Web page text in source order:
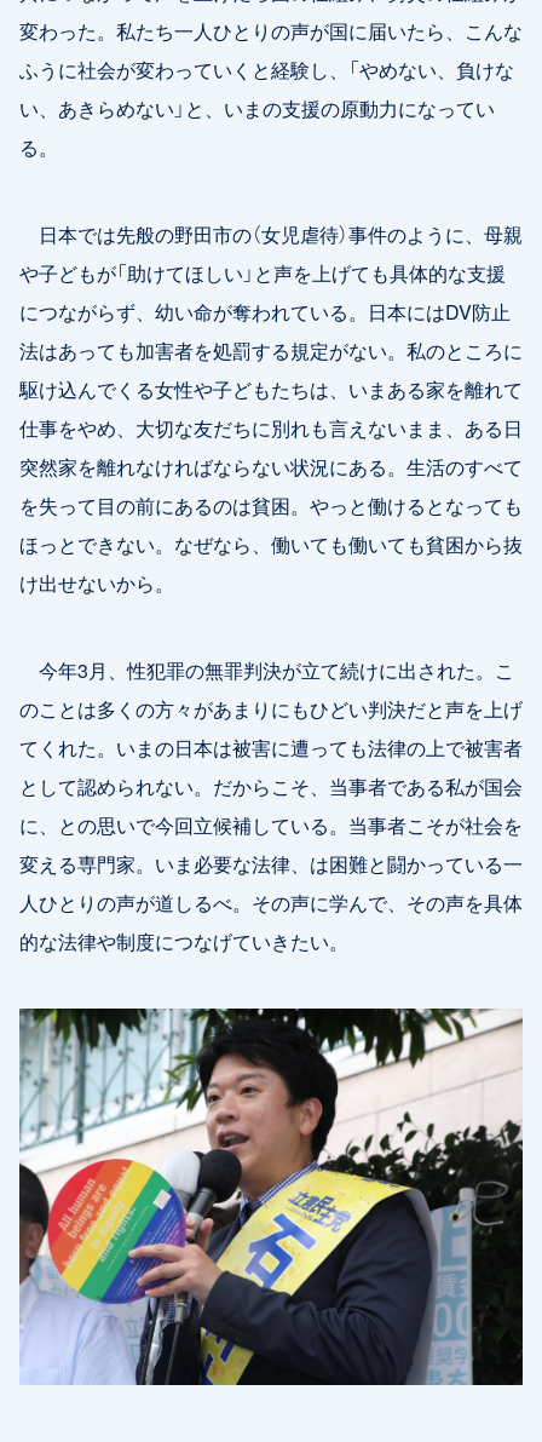
変わった。私たち一人ひとりの声が国に届いたら、こんな
ふうに社会が変わっていくと経験し、「やめない、負けな
い、あきらめない」と、いまの支援の原動力になってい
る。
日本では先般の野田市の（女児虐待）事件のように、母親
や子どもが「助けてほしい」と声を上げても具体的な支援
につながらず、幼い命が奪われている。日本にはDV防止
法はあっても加害者を処罰する規定がない。私のところに
駆け込んでくる女性や子どもたちは、いまある家を離れて
仕事をやめ、大切な友だちに別れも言えないまま、ある日
突然家を離れなければならない状況にある。生活のすべて
を失って目の前にあるのは貧困。やっと働けるとなっても
ほっとできない。なぜなら、働いても働いても貧困から抜
け出せないから。
今年3月、性犯罪の無罪判決が立て続けに出された。こ
のことは多くの方々があまりにもひどい判決だと声を上げ
てくれた。いまの日本は被害に遭っても法律の上で被害者
として認められない。だからこそ、当事者である私が国会
に、との思いで今回立候補している。当事者こそが社会を
変える専門家。いま必要な法律、は困難と闘かっている一
人ひとりの声が道しるべ。その声に学んで、その声を具体
的な法律や制度につなげていきたい。